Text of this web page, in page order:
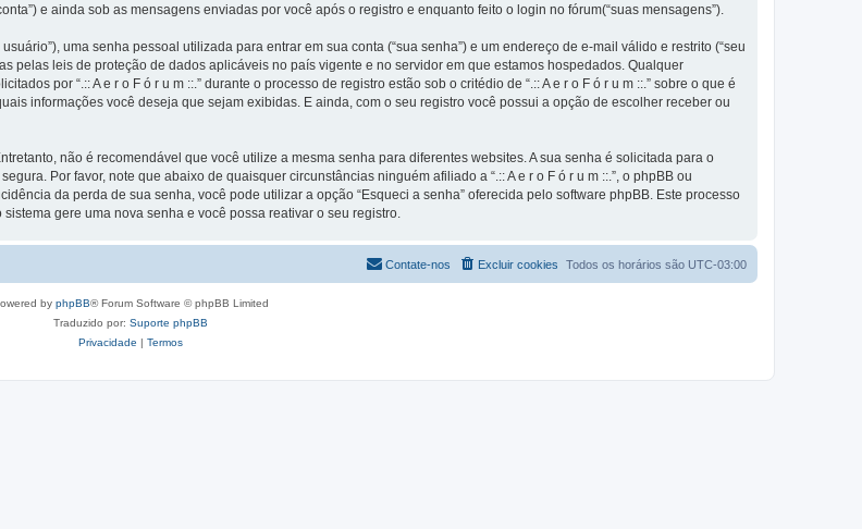
e ainda sob as mensagens enviadas por você após o registro e enquanto feito o login no fórum(“suas mensagens”).
uma senha pessoal utilizada para entrar em sua conta (“sua senha”) e um endereço de e-mail válido e restrito (“seu
pelas leis de proteção de dados aplicáveis no país vigente e no servidor em que estamos hospedados. Qualquer
por “.:: A e r o F ó r u m ::.” durante o processo de registro estão sob o critédio de “.:: A e r o F ó r u m ::.” sobre o que é
informações você deseja que sejam exibidas. E ainda, com o seu registro você possui a opção de escolher receber ou
não é recomendável que você utilize a mesma senha para diferentes websites. A sua senha é solicitada para o
Por favor, note que abaixo de quaisquer circunstâncias ninguém afiliado a “.:: A e r o F ó r u m ::.”, o phpBB ou
da perda de sua senha, você pode utilizar a opção “Esqueci a senha” oferecida pelo software phpBB. Este processo
gere uma nova senha e você possa reativar o seu registro.
Todos os horários são UTC-03:00
Excluir cookies
Contate-nos
by phpBB® Forum Software © phpBB Limited
Traduzido por: Suporte phpBB
Privacidade | Termos